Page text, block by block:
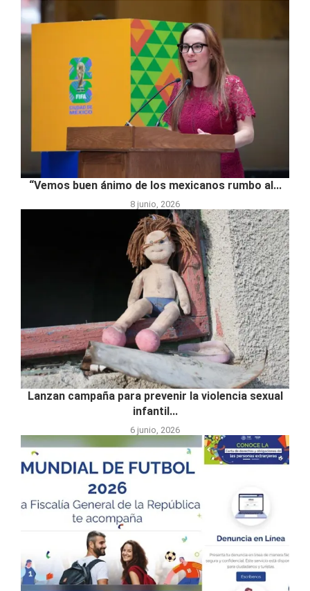
“Vemos buen ánimo de los mexicanos rumbo al...
8 junio, 2026
Lanzan campaña para prevenir la violencia sexual
infantil...
6 junio, 2026